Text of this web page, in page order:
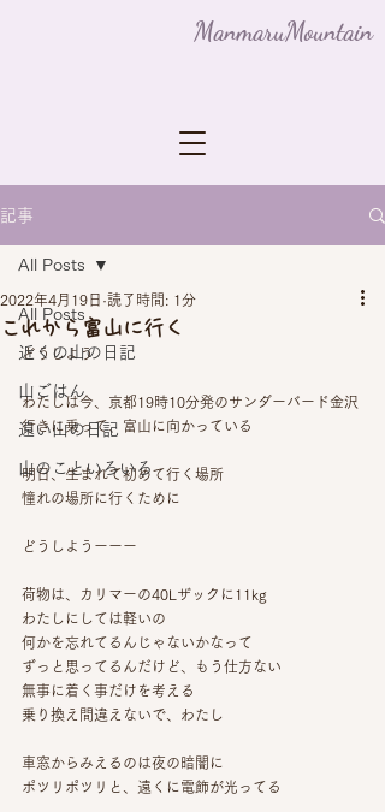
ManmaruMountain
記事
All Posts
近くの山の日記
山ごはん
遠い山の日記
山のこといろいろ
All Posts
これから富山に行く
2022年4月19日 読了時間: 1分
どうしよう
わたしは今、京都19時10分発のサンダーバード金沢
行きに乗って、富山に向かっている
明日、生まれて初めて行く場所
憧れの場所に行くために
どうしようーーー
荷物は、カリマーの40Lザックに11kg
わたしにしては軽いの
何かを忘れてるんじゃないかなって
ずっと思ってるんだけど、もう仕方ない
無事に着く事だけを考える
乗り換え間違えないで、わたし
車窓からみえるのは夜の暗闇に
ポツリポツリと、遠くに電飾が光ってる